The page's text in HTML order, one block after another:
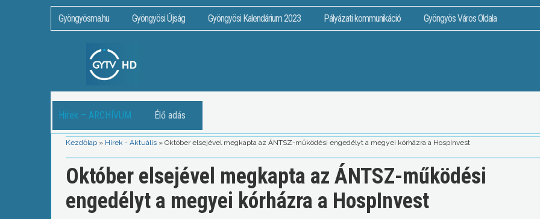
Gyöngyösma.hu Gyöngyösi Újság Gyöngyösi Kalendárium 2023 Pályázati kommunikáció Gyöngyös Város Oldala
Hírek – ARCHÍVUM Élő adás
Kezdőlap » Hírek - Aktuális » Október elsejével megkapta az ÁNTSZ-működési engedélyt a megyei kórházra a HospInvest
Október elsejével megkapta az ÁNTSZ-működési
engedélyt a megyei kórházra a HospInvest